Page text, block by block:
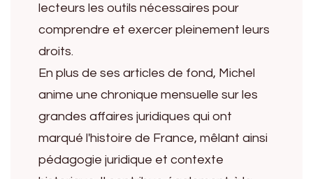
lecteurs les outils nécessaires pour
comprendre et exercer pleinement leurs
droits.
En plus de ses articles de fond, Michel
anime une chronique mensuelle sur les
grandes affaires juridiques qui ont
marqué l'histoire de France, mêlant ainsi
pédagogie juridique et contexte